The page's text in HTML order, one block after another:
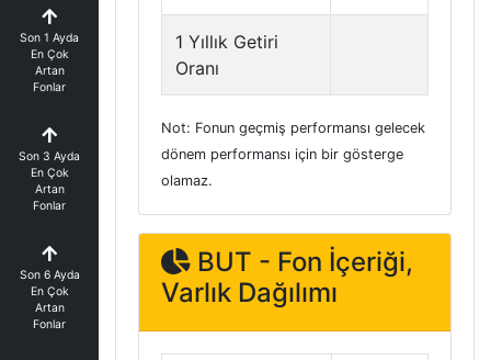
Son 1 Ayda
En Çok
Artan
Fonlar
Son 3 Ayda
En Çok
Artan
Fonlar
Son 6 Ayda
En Çok
Artan
Fonlar
1 Yıllık Getiri
Oranı
Not: Fonun geçmiş performansı gelecek
dönem performansı için bir gösterge
olamaz.
BUT - Fon İçeriği,
Varlık Dağılımı